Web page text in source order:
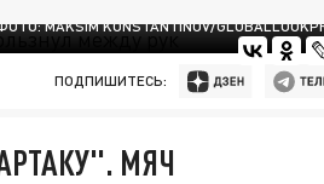
MAKSIM KONSTANTINOV/
ПОДПИШИТЕСЬ:
МЯЧ